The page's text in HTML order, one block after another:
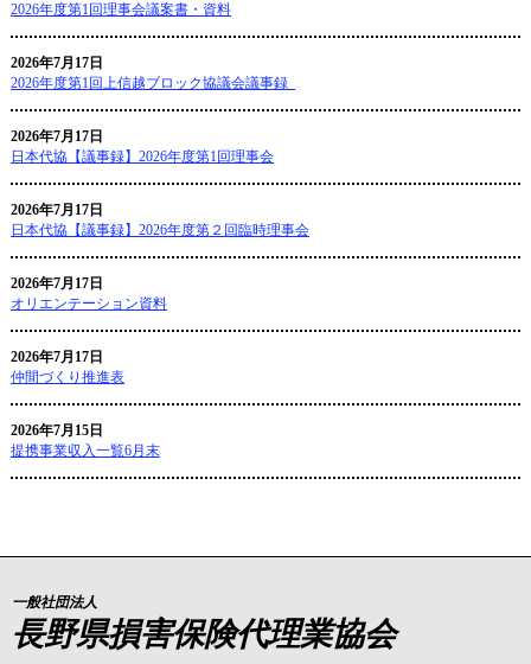
2026年度第1回理事会議案書・資料
2026年7月17日
2026年度第1回上信越ブロック協議会議事録_
2026年7月17日
日本代協【議事録】2026年度第1回理事会
2026年7月17日
日本代協【議事録】2026年度第２回臨時理事会
2026年7月17日
オリエンテーション資料
2026年7月17日
仲間づくり推進表
2026年7月15日
提携事業収入一覧6月末
一般社団法人
長野県損害保険代理業協会